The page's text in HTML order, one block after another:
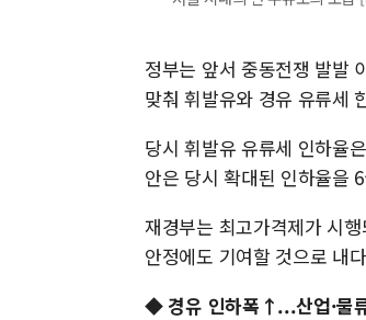
정부는 앞서 중동전쟁 발발
맞춰 휘발유와 경유 유류세
당시 휘발유 유류세 인하율
안은 당시 확대된 인하율을
재경부는 최고가격제가 시
안정에도 기여할 것으로 내
◆ 경유 인하폭↑...산업·물